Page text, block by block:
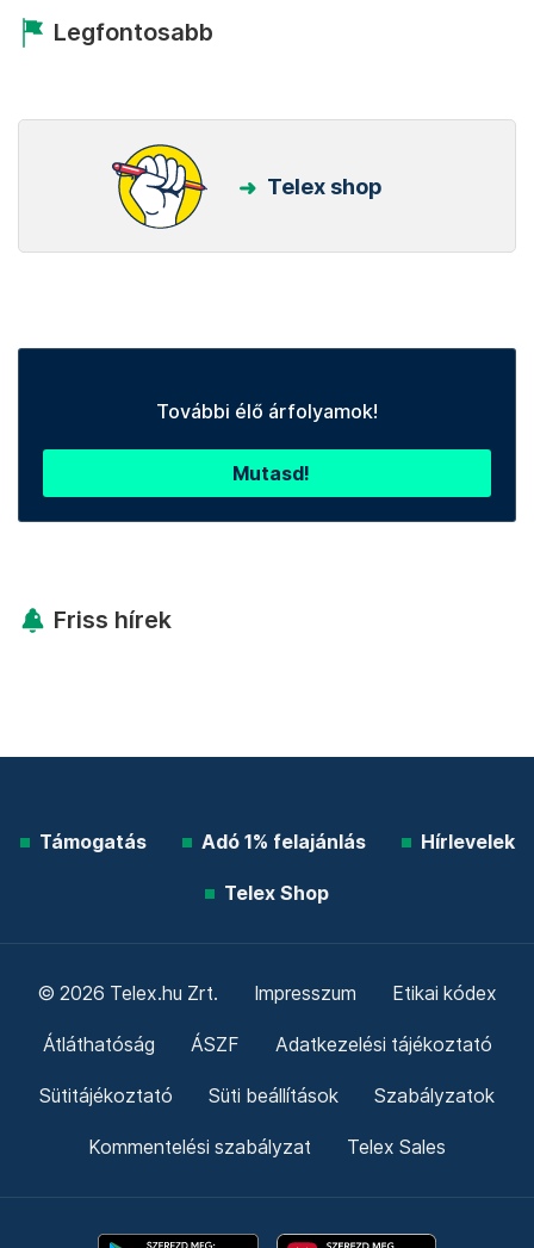
Legfontosabb
Telex shop
További élő árfolyamok!
Mutasd!
Friss hírek
Támogatás Adó 1% felajánlás Hírlevelek
Telex Shop
© 2026 Telex.hu Zrt. Impresszum Etikai kódex
Átláthatóság ÁSZF Adatkezelési tájékoztató
Sütitájékoztató Süti beállítások Szabályzatok
Kommentelési szabályzat Telex Sales